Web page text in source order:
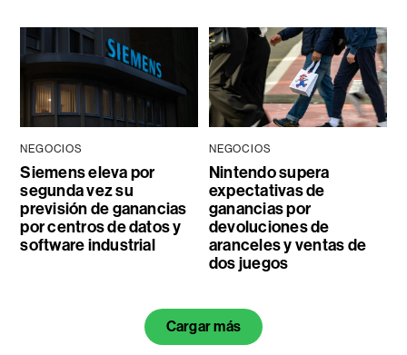
NEGOCIOS
Siemens eleva por
segunda vez su
previsión de ganancias
por centros de datos y
software industrial
NEGOCIOS
Nintendo supera
expectativas de
ganancias por
devoluciones de
aranceles y ventas de
dos juegos
Cargar más